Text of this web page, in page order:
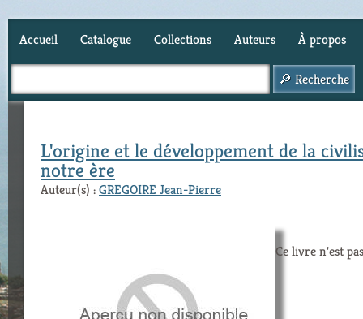
Accueil Catalogue Collections Auteurs À propos
L'origine et le développement de la
notre ère
Auteur(s) :GREGOIRE Jean-Pierre
Ce livre n'est